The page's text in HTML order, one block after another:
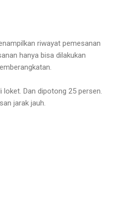
riwayat pemesanan
hanya bisa dilakukan
loket. Dan dipotong 25 persen.
jarak jauh.